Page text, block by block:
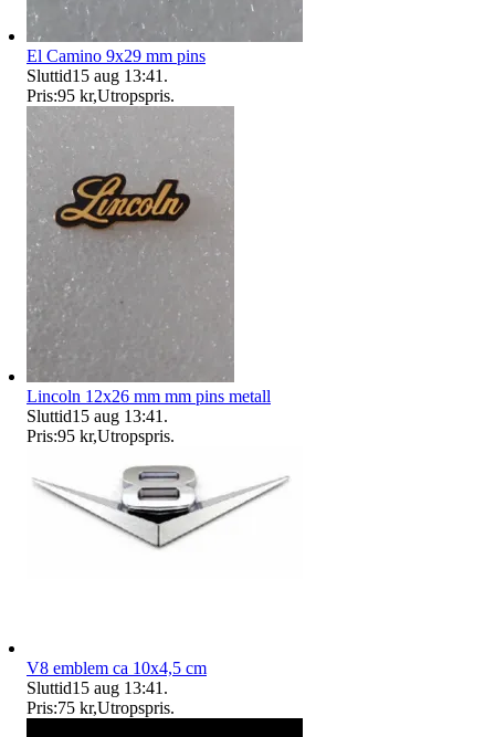
El Camino 9x29 mm pins
Sluttid15 aug 13:41 .
Pris:95 kr,Utropspris.
Lincoln 12x26 mm mm pins metall
Sluttid15 aug 13:41 .
Pris:95 kr,Utropspris.
V8 emblem ca 10x4,5 cm
Sluttid15 aug 13:41 .
Pris:75 kr,Utropspris.